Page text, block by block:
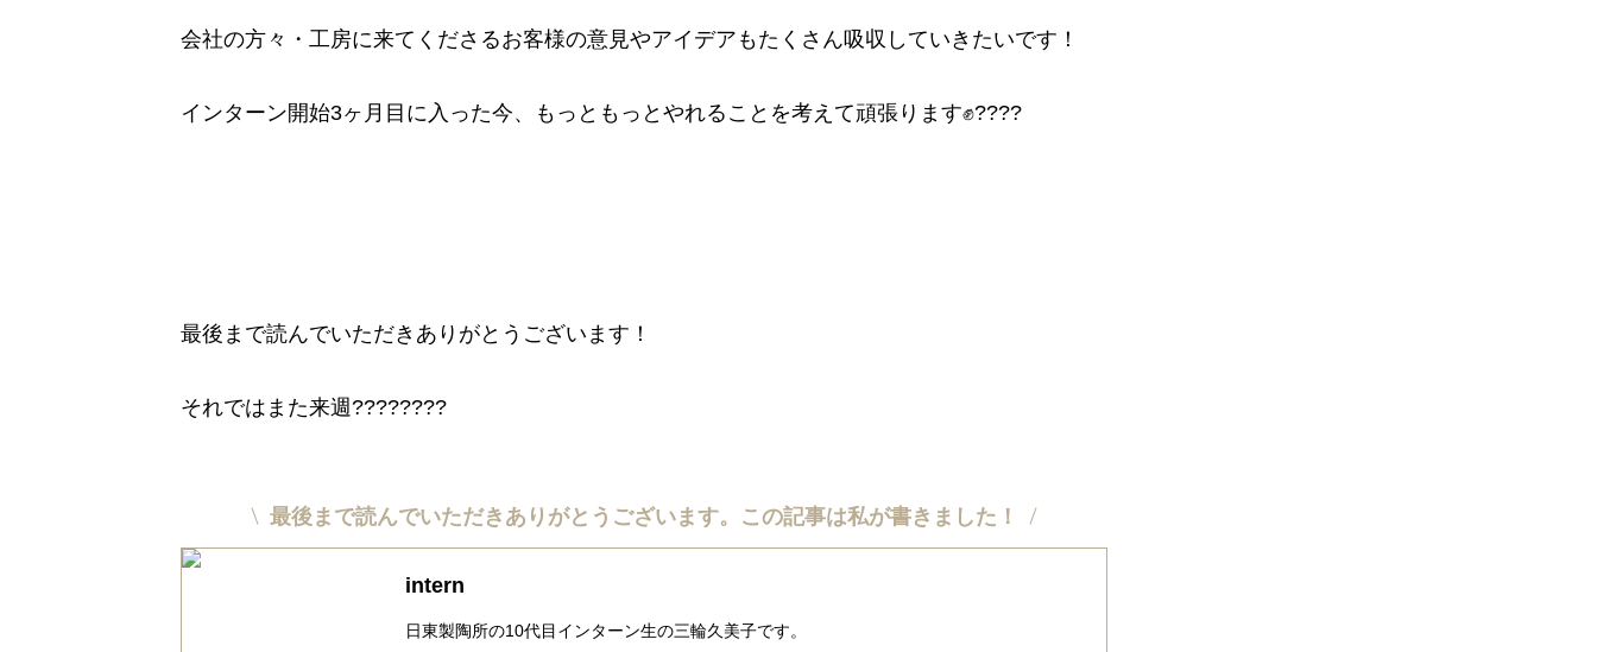
会社の方々・工房に来てくださるお客様の意見やアイデアもたくさん吸収していきたいです！
インターン開始3ヶ月目に入った今、もっともっとやれることを考えて頑張ります✊????
最後まで読んでいただきありがとうございます！
それではまた来週????????
最後まで読んでいただきありがとうございます。 この記事は私が書きました！
intern
日東製陶所の10代目インターン生の三輪久美子です。